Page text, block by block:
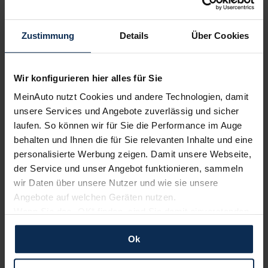
Zustimmung Details Über Cookies
Wir konfigurieren hier alles für Sie
MeinAuto nutzt Cookies und andere Technologien, damit
unsere Services und Angebote zuverlässig und sicher
laufen. So können wir für Sie die Performance im Auge
behalten und Ihnen die für Sie relevanten Inhalte und eine
personalisierte Werbung zeigen. Damit unsere Webseite,
der Service und unser Angebot funktionieren, sammeln
wir Daten über unsere Nutzer und wie sie unsere
Angebote auf welchen Geräten nutzen.
und erlauben uns Cookies für unseren Service zu
verwenden und diese Daten an Dritte weiterzugeben,
etwa an unsere Marketingpartner. Falls Sie dem nicht
Ok
Cupra